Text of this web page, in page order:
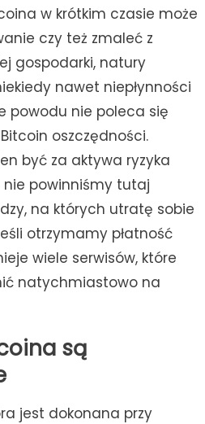
w krótkim czasie może
czy też zmaleć z
gospodarki, natury
nawet niepłynności
powodu nie poleca się
oszczędności.
być za aktywa ryzyka
powinniśmy tutaj
na których utratę sobie
otrzymamy płatność
wiele serwisów, które
natychmiastowo na
są
jest dokonana przy